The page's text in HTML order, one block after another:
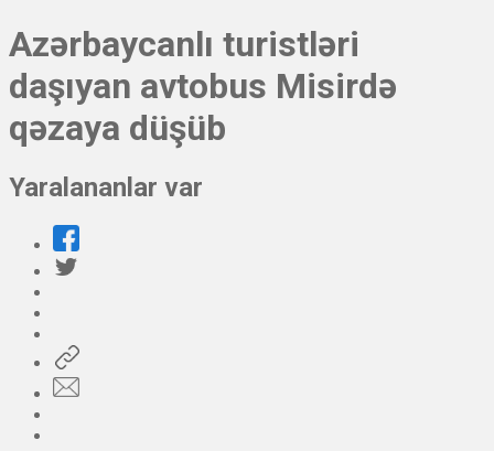
Azərbaycanlı turistləri
daşıyan avtobus Misirdə
qəzaya düşüb
Yaralananlar var